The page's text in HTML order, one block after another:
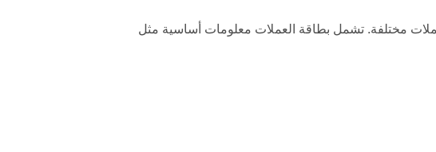
مختلفة. تشمل بطاقة العملات معلومات أساسية مثل